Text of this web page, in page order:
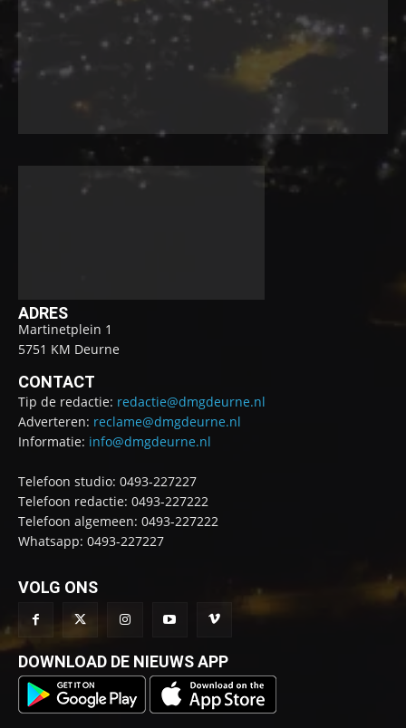
ADRES
Martinetplein 1
5751 KM Deurne
CONTACT
Tip de redactie: redactie@dmgdeurne.nl
Adverteren: reclame@dmgdeurne.nl
Informatie: info@dmgdeurne.nl
Telefoon studio: 0493-227227
Telefoon redactie: 0493-227222
Telefoon algemeen: 0493-227222
Whatsapp: 0493-227227
VOLG ONS
DOWNLOAD DE NIEUWS APP